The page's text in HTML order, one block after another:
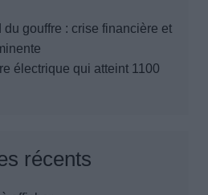
gouffre : crise financière et
électrique qui atteint 1100
récents